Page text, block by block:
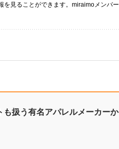
を見ることができます。miraimoメンバー
も扱う有名アパレルメーカーか